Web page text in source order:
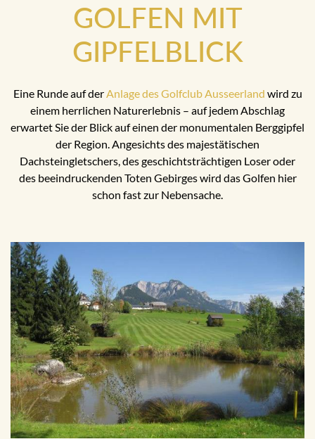
GOLFEN MIT
GIPFELBLICK
Eine Runde auf derAnlage des Golfclub Ausseerland wird zu
einem herrlichen Naturerlebnis – auf jedem Abschlag
erwartet Sie der Blick auf einen der monumentalen Berggipfel
der Region. Angesichts des majestätischen
Dachsteingletschers, des geschichtsträchtigen Loser oder
des beeindruckenden Toten Gebirges wird das Golfen hier
schon fast zur Nebensache.